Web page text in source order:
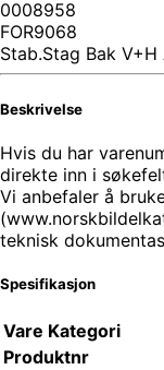
0008958
FOR9068
Stab.Stag Bak
Beskrivelse
Hvis du har
direkte inn i
Vi anbefaler å
teknisk
Spesifikasjon
Vare Kategori
Produktnr